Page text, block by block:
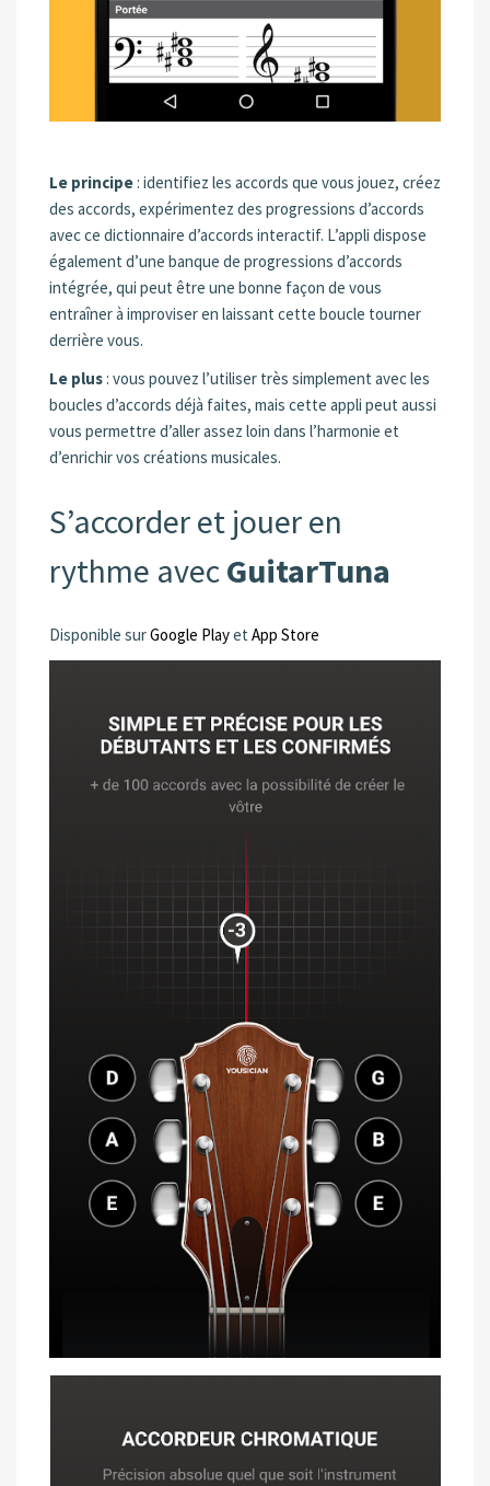
Le principe : identifiez les accords que vous jouez, créez
des accords, expérimentez des progressions d’accords
avec ce dictionnaire d’accords interactif. L’appli dispose
également d’une banque de progressions d’accords
intégrée, qui peut être une bonne façon de vous
entraîner à improviser en laissant cette boucle tourner
derrière vous.
Le plus : vous pouvez l’utiliser très simplement avec les
boucles d’accords déjà faites, mais cette appli peut aussi
vous permettre d’aller assez loin dans l’harmonie et
d’enrichir vos créations musicales.
S’accorder et jouer en
rythme avecGuitarTuna
Disponible surGoogle Playet App Store